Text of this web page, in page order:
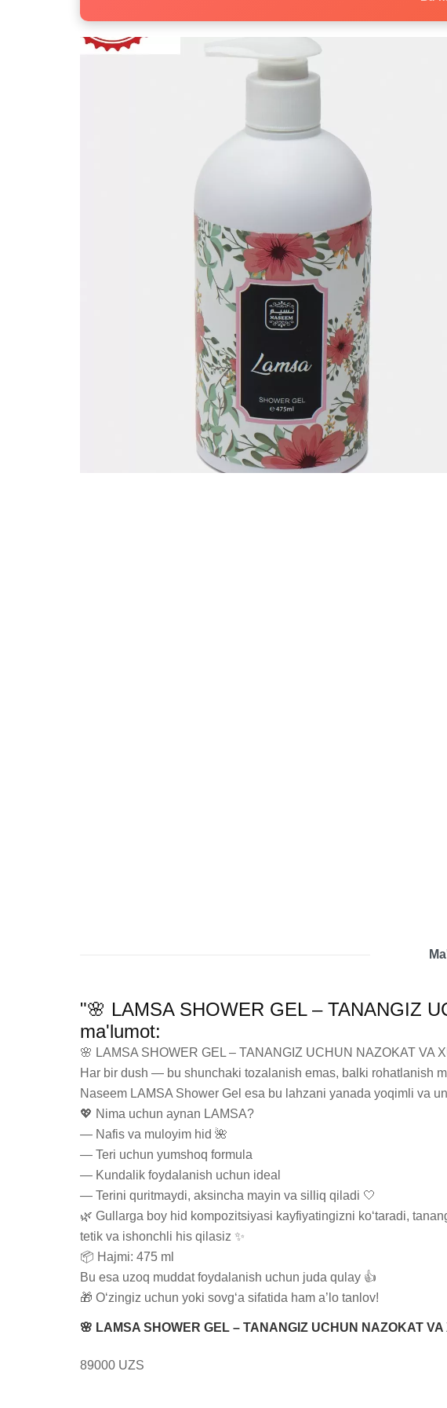
"🌸 LAMSA SHOWER GEL – TANANGIZ
ma'lumot:
🌸 LAMSA SHOWER GEL – TANANGIZ UCHUN NAZOKAT VA
Har bir dush — bu shunchaki tozalanish emas, balki rohatlanish
Naseem LAMSA Shower Gel esa bu lahzani yanada yoqimli va
💖 Nima uchun aynan LAMSA?
— Nafis va muloyim hid 🌺
— Teri uchun yumshoq formula
— Kundalik foydalanish uchun ideal
— Terini quritmaydi, aksincha mayin va silliq qiladi 🤍
🌿 Gullarga boy hid kompozitsiyasi kayfiyatingizni ko‘taradi,
tetik va ishonchli his qilasiz ✨
📦 Hajmi: 475 ml
Bu esa uzoq muddat foydalanish uchun juda qulay 👍
🎁 O‘zingiz uchun yoki sovg‘a sifatida ham a’lo tanlov!
🌸 LAMSA SHOWER GEL – TANANGIZ UCHUN NAZOKAT
89000 UZS